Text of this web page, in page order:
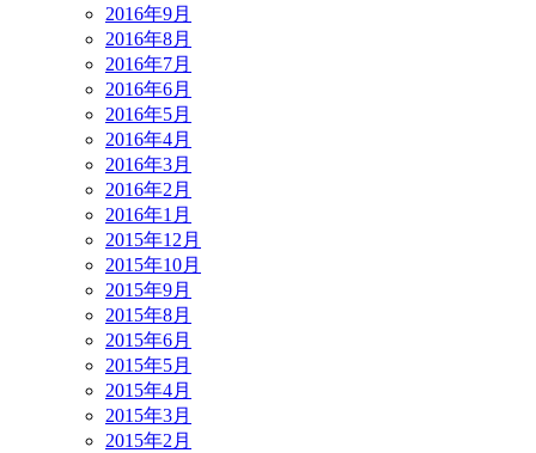
2016年9月
2016年8月
2016年7月
2016年6月
2016年5月
2016年4月
2016年3月
2016年2月
2016年1月
2015年12月
2015年10月
2015年9月
2015年8月
2015年6月
2015年5月
2015年4月
2015年3月
2015年2月